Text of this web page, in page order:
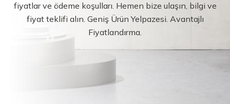
fiyatlar ve ödeme koşulları. Hemen bize ulaşın, bilgi ve
fiyat teklifi alın. Geniş Ürün Yelpazesi. Avantajlı
Fiyatlandırma.